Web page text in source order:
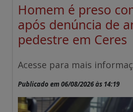
Homem é preso
após denúncia de
pedestre em Ceres
Acesse para mais
Publicado em 06/08/2026 às 14:19